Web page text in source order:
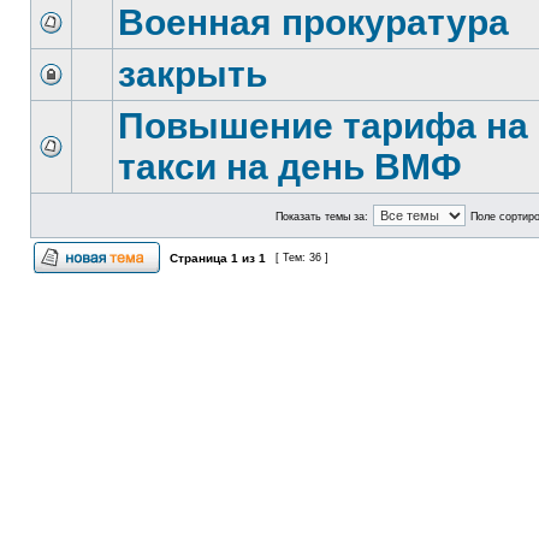
Военная прокуратура
закрыть
Повышение тарифа на
такси на день ВМФ
Показать темы за: Поле
Страница 1 из 1 [ Тем: 36 ]